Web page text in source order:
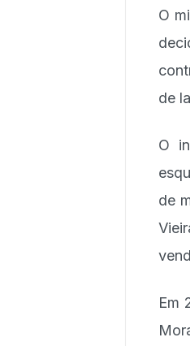
O
de
O
de
Em